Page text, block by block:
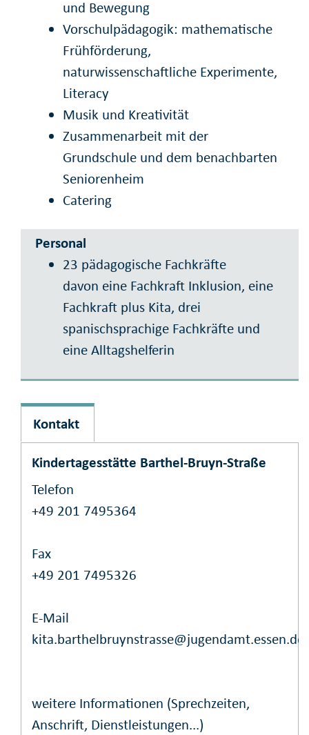
und Bewegung
Vorschulpädagogik: mathematische
Frühförderung,
naturwissenschaftliche Experimente,
Literacy
Musik und Kreativität
Zusammenarbeit mit der
Grundschule und dem benachbarten
Seniorenheim
Catering
Personal
23 pädagogische Fachkräfte
davon eine Fachkraft Inklusion, eine
Fachkraft plus Kita, drei
spanischsprachige Fachkräfte und
eine Alltagshelferin
Kontakt
Kindertagesstätte Barthel-Bruyn-Straße
Telefon
+49 201 7495364
Fax
+49 201 7495326
E-Mail
kita.barthelbruynstrasse@jugendamt.essen.de
weitere Informationen (Sprechzeiten,
Anschrift, Dienstleistungen...)